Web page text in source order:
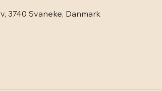
3740 Svaneke, Danmark